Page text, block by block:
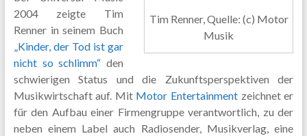
Tim Renner, Quelle: (c) Motor
Musik
2004 zeigte Tim
Renner in seinem Buch
„Kinder, der Tod ist gar
nicht so schlimm“ den
schwierigen Status und die Zukunftsperspektiven der
Musikwirtschaft auf. Mit Motor Entertainment zeichnet er
für den Aufbau einer Firmengruppe verantwortlich, zu der
neben einem Label auch Radiosender, Musikverlag, eine